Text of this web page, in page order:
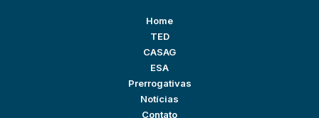
Home
TED
CASAG
ESA
Prerrogativas
Notícias
Contato